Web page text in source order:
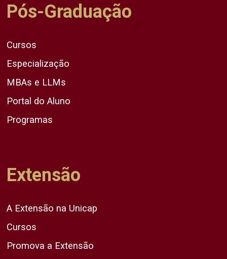
Pós-Graduação
Cursos
Especialização
MBAs e LLMs
Portal do Aluno
Programas
Extensão
A Extensão na Unicap
Cursos
Promova a Extensão